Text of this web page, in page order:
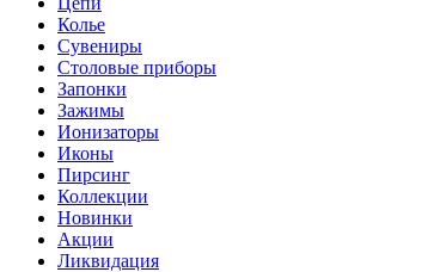
Колье
Сувениры
Столовые приборы
Запонки
Зажимы
Ионизаторы
Иконы
Пирсинг
Коллекции
Новинки
Акции
Ликвидация